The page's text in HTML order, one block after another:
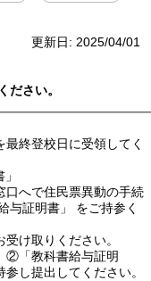
更新日: 2025/04/01
さい。
最終登校日に受領してく
口へで住民票異動の手続
証明書」 をご持参く
け取りください。
②「教科書給与証明
し提出してください。